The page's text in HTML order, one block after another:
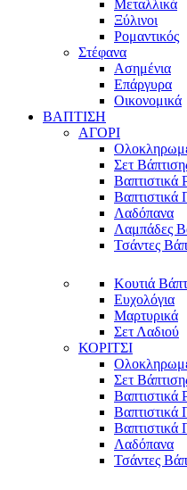
Μεταλλικά
Ξύλινοι
Ρομαντικός
Στέφανα
Ασημένια
Επάργυρα
Οικονομικά
ΒΑΠΤΙΣΗ
ΑΓΟΡΙ
Σετ
Βαπτιστικά
Βαπτιστικά
Λαδόπανα
Λαμπάδες
Τσάντες
Κουτιά
Ευχολόγια
Μαρτυρικά
Σετ Λαδιού
ΚΟΡΙΤΣΙ
Σετ
Βαπτιστικά
Βαπτιστικά
Βαπτιστικά
Λαδόπανα
Τσάντες